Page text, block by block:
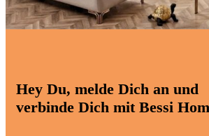
Hey Du, melde Dich an und
verbinde Dich mit Bessi